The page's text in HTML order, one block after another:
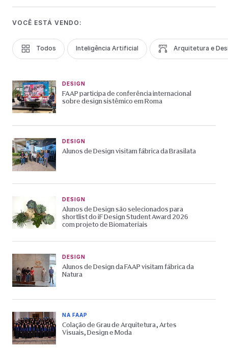
VOCÊ ESTÁ VENDO:
Todos Inteligência Artificial Arquitetura e
DESIGN
FAAP participa de conferência internacional
sobre design sistêmico em Roma
DESIGN
Alunos de Design visitam fábrica da Brasilata
DESIGN
Alunos de Design são selecionados para
shortlist do iF Design Student Award 2026
com projeto de Biomateriais
DESIGN
Alunos de Design da FAAP visitam fábrica da
Natura
NA FAAP
Colação de Grau de Arquitetura, Artes
Visuais, Design e Moda